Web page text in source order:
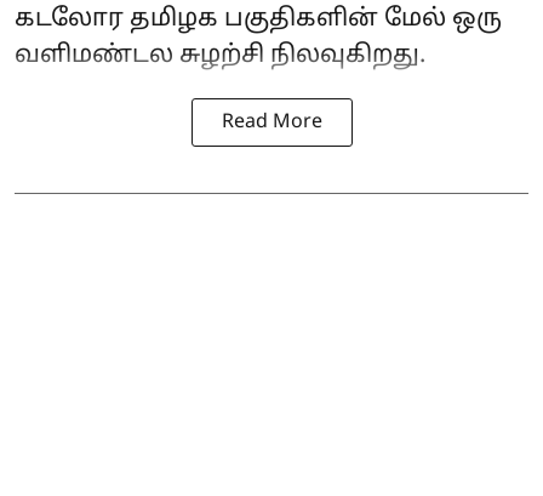
கடலோர தமிழக பகுதிகளின் மேல் ஒரு
வளிமண்டல சுழற்சி நிலவுகிறது.
Read More